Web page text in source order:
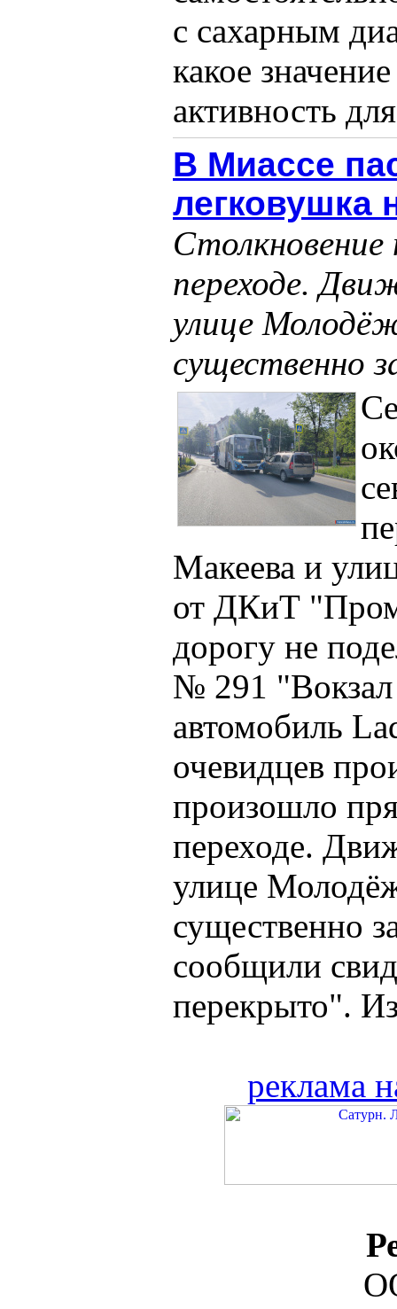
с сахарным
какое
активность
В Миассе
легковушка
переходе.
улице
существенно
Макеева и
от ДКиТ
дорогу не
№ 291 "Вокзал
автомобиль
очевидцев
произошло
переходе.
улице
существенно
сообщили
перекрыто".
реклама